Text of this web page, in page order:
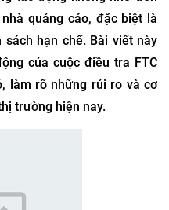
quảng cáo, đặc biệt là
hạn chế. Bài viết này
của cuộc điều tra FTC
làm rõ những rủi ro và cơ
trường hiện nay.